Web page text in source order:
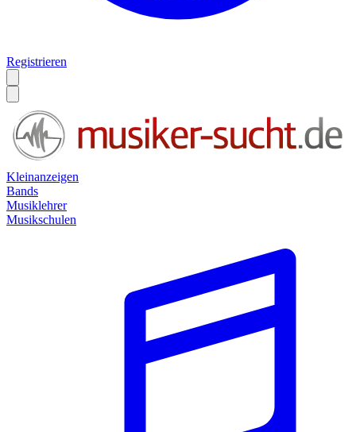
Registrieren
Kleinanzeigen
Bands
Musiklehrer
Musikschulen